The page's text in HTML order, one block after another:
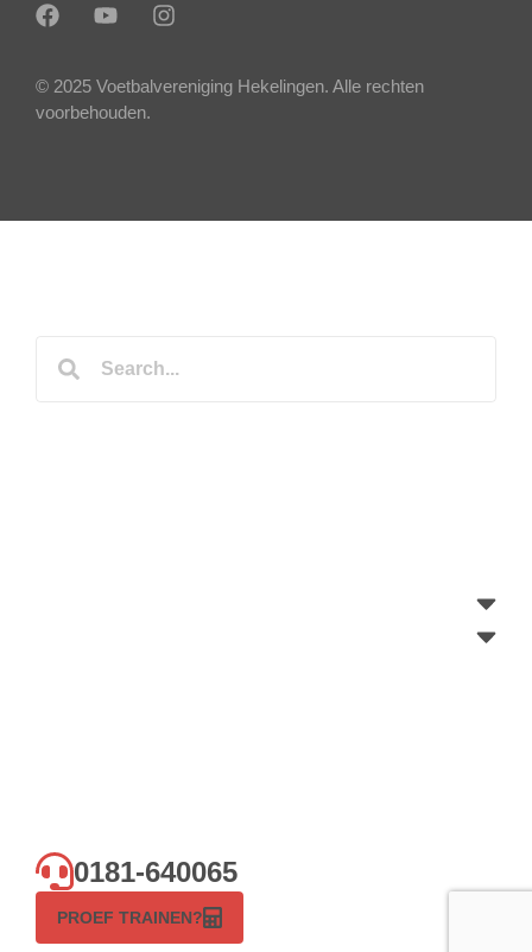
© 2025 Voetbalvereniging Hekelingen. Alle rechten
voorbehouden.
0181-640065
PROEF TRAINEN?